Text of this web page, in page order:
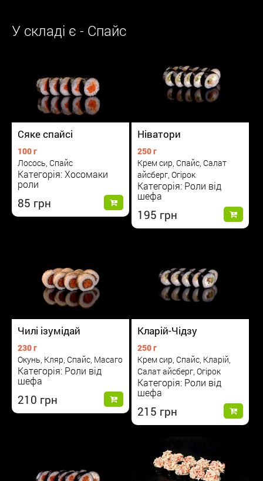
У складі є - Спайс
Сяке спайсі
100 г
Лосось, Спайс
Категорія: Хосомаки
роли
85
Ніватори
250 г
Крем сир, Спайс, Салат
айсберг, Огірок
Категорія: Роли від
шефа
195
Чилі ізумідай
230 г
Окунь, Кляр, Спайс, Масаго
Категорія: Роли від
шефа
210
Кларій-Чідзу
250 г
Крем сир, Спайс, Кларій,
Салат айсберг, Огірок
Категорія: Роли від
шефа
215